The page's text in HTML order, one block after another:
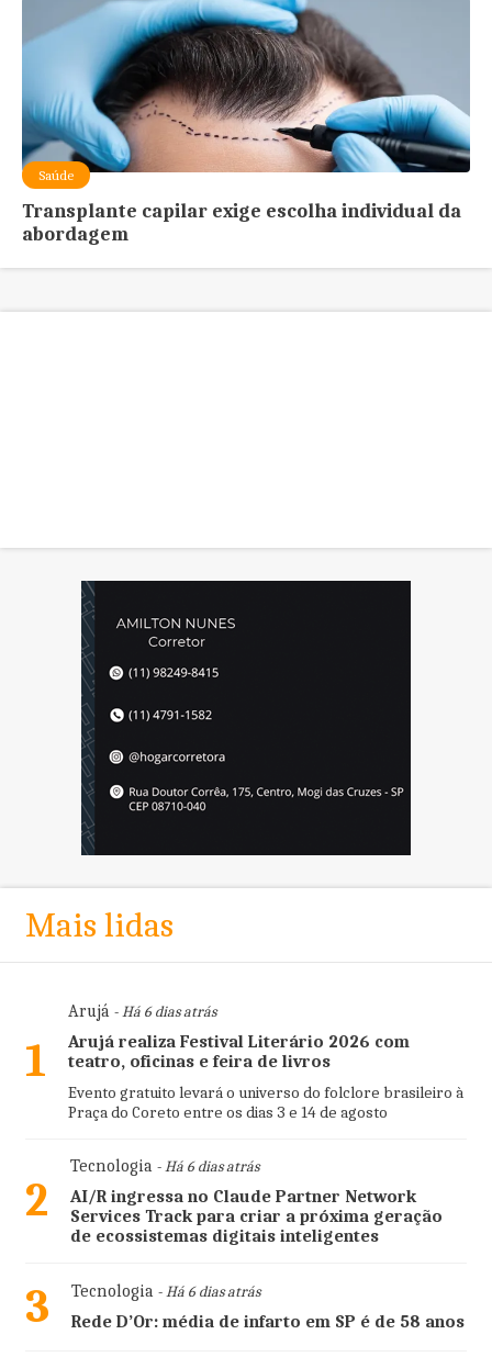
Saúde
Transplante capilar exige escolha individual da
abordagem
Mais lidas
1
Arujá- Há 6 dias atrás
Arujá realiza Festival Literário 2026 com
teatro, oficinas e feira de livros
Evento gratuito levará o universo do folclore brasileiro à
Praça do Coreto entre os dias 3 e 14 de agosto
2
Tecnologia- Há 6 dias atrás
AI/R ingressa no Claude Partner Network
Services Track para criar a próxima geração
de ecossistemas digitais inteligentes
3 Tecnologia- Há 6 dias atrás
Rede D’Or: média de infarto em SP é de 58 anos